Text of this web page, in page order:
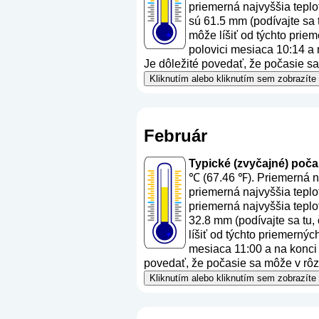
priemerná najvyššia
sú 61.5 mm (podívajte sa
môže líšiť od týchto
polovici mesiaca 10:14 a
Je dôležité povedať, že počasie
Kliknutím alebo kliknutím sem
Február
Typické (zvyčajné)
℃ (67.46 ℉). Priemerná
priemerná najvyššia
priemerná najvyššia
32.8 mm (podívajte sa tu,
líšiť od týchto
mesiaca 11:00 a na
povedať, že počasie sa môže v
Kliknutím alebo kliknutím sem